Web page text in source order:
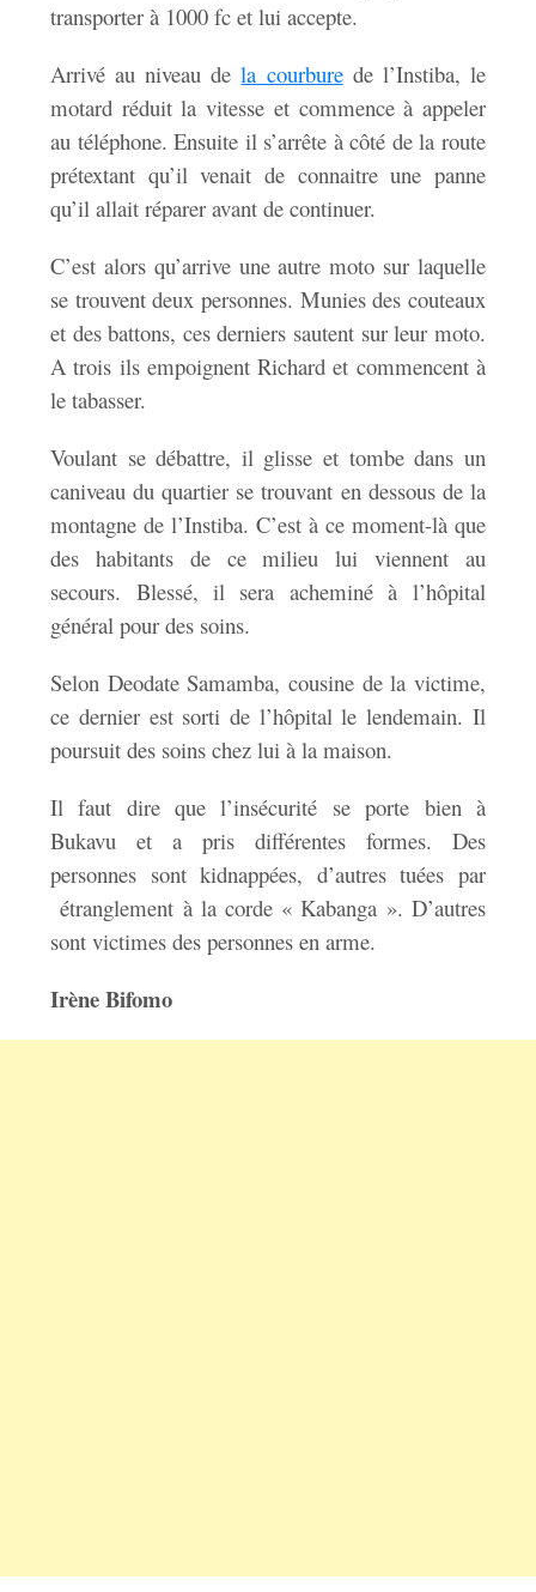
transporter à 1000 fc et lui accepte.
Arrivé au niveau dela courburede l’Instiba, le
motard réduit la vitesse et commence à appeler
au téléphone. Ensuite il s’arrête à côté de la route
prétextant qu’il venait de connaitre une panne
qu’il allait réparer avant de continuer.
C’est alors qu’arrive une autre moto sur laquelle
se trouvent deux personnes. Munies des couteaux
et des battons, ces derniers sautent sur leur moto.
A trois ils empoignent Richard et commencent à
le tabasser.
Voulant se débattre, il glisse et tombe dans un
caniveau du quartier se trouvant en dessous de la
montagne de l’Instiba. C’est à ce moment-là que
des habitants de ce milieu lui viennent au
secours. Blessé, il sera acheminé à l’hôpital
général pour des soins.
Selon Deodate Samamba, cousine de la victime,
ce dernier est sorti de l’hôpital le lendemain. Il
poursuit des soins chez lui à la maison.
Il faut dire que l’insécurité se porte bien à
Bukavu et a pris différentes formes. Des
personnes sont kidnappées, d’autres tuées par
étranglement à la corde « Kabanga ». D’autres
sont victimes des personnes en arme.
Irène Bifomo